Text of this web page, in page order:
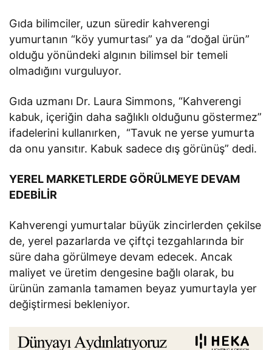
Gıda bilimciler, uzun süredir kahverengi
yumurtanın “köy yumurtası” ya da “doğal ürün”
olduğu yönündeki algının bilimsel bir temeli
olmadığını vurguluyor.
Gıda uzmanı Dr. Laura Simmons, “Kahverengi
kabuk, içeriğin daha sağlıklı olduğunu göstermez”
ifadelerini kullanırken, “Tavuk ne yerse yumurta
da onu yansıtır. Kabuk sadece dış görünüş” dedi.
YEREL MARKETLERDE GÖRÜLMEYE DEVAM
EDEBİLİR
Kahverengi yumurtalar büyük zincirlerden çekilse
de, yerel pazarlarda ve çiftçi tezgahlarında bir
süre daha görülmeye devam edecek. Ancak
maliyet ve üretim dengesine bağlı olarak, bu
ürünün zamanla tamamen beyaz yumurtayla yer
değiştirmesi bekleniyor.